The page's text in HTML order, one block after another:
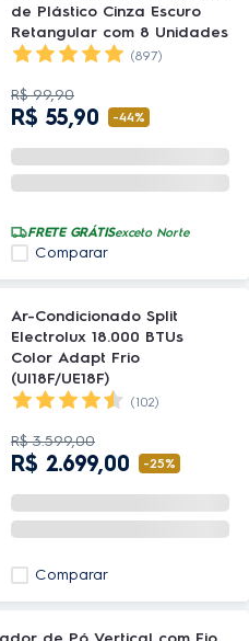
de Plástico Cinza Escuro
Retangular com 8 Unidades
(897)
R$ 99,90
R$ 55,90 -44%
FRETE GRÁTISexceto Norte
Comparar
Ar-Condicionado Split
Electrolux 18.000 BTUs
Color Adapt Frio
(UI18F/UE18F)
(102)
R$ 3.599,00
R$ 2.699,00 -25%
Comparar